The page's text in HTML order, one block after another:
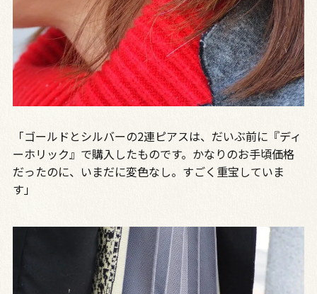
「ゴールドとシルバーの2連ピアスは、だいぶ前に『ディ
ーホリック』で購入したものです。かなりのお手頃価格
だったのに、いまだに変色なし。すごく重宝していま
す」